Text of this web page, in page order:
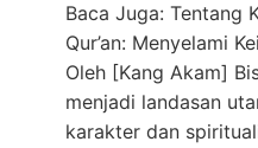
Baca Juga: Tentang
Qur’an: Menyelami
Oleh [Kang Akam]
menjadi landasan
karakter dan